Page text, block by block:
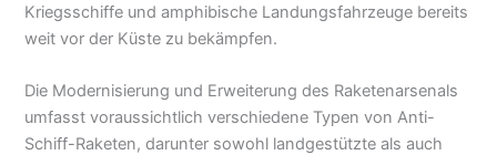
Kriegsschiffe und amphibische Landungsfahrzeuge bereits
weit vor der Küste zu bekämpfen.
Die Modernisierung und Erweiterung des Raketenarsenals
umfasst voraussichtlich verschiedene Typen von Anti-
Schiff-Raketen, darunter sowohl landgestützte als auch